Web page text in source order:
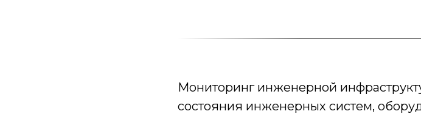
Мониторинг инженерной
состояния инженерных систем,